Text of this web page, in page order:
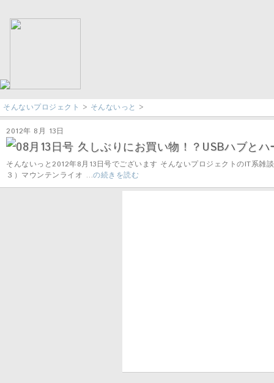
そんないプロジェクト > そんないっと >
2012年 8月 13日
08月13日号 久しぶりにお買い物！？USBハブと
そんないっと2012年8月13日号でございます そんないプロジェクトのIT系
３）マウンテンライオ …の続きを読む